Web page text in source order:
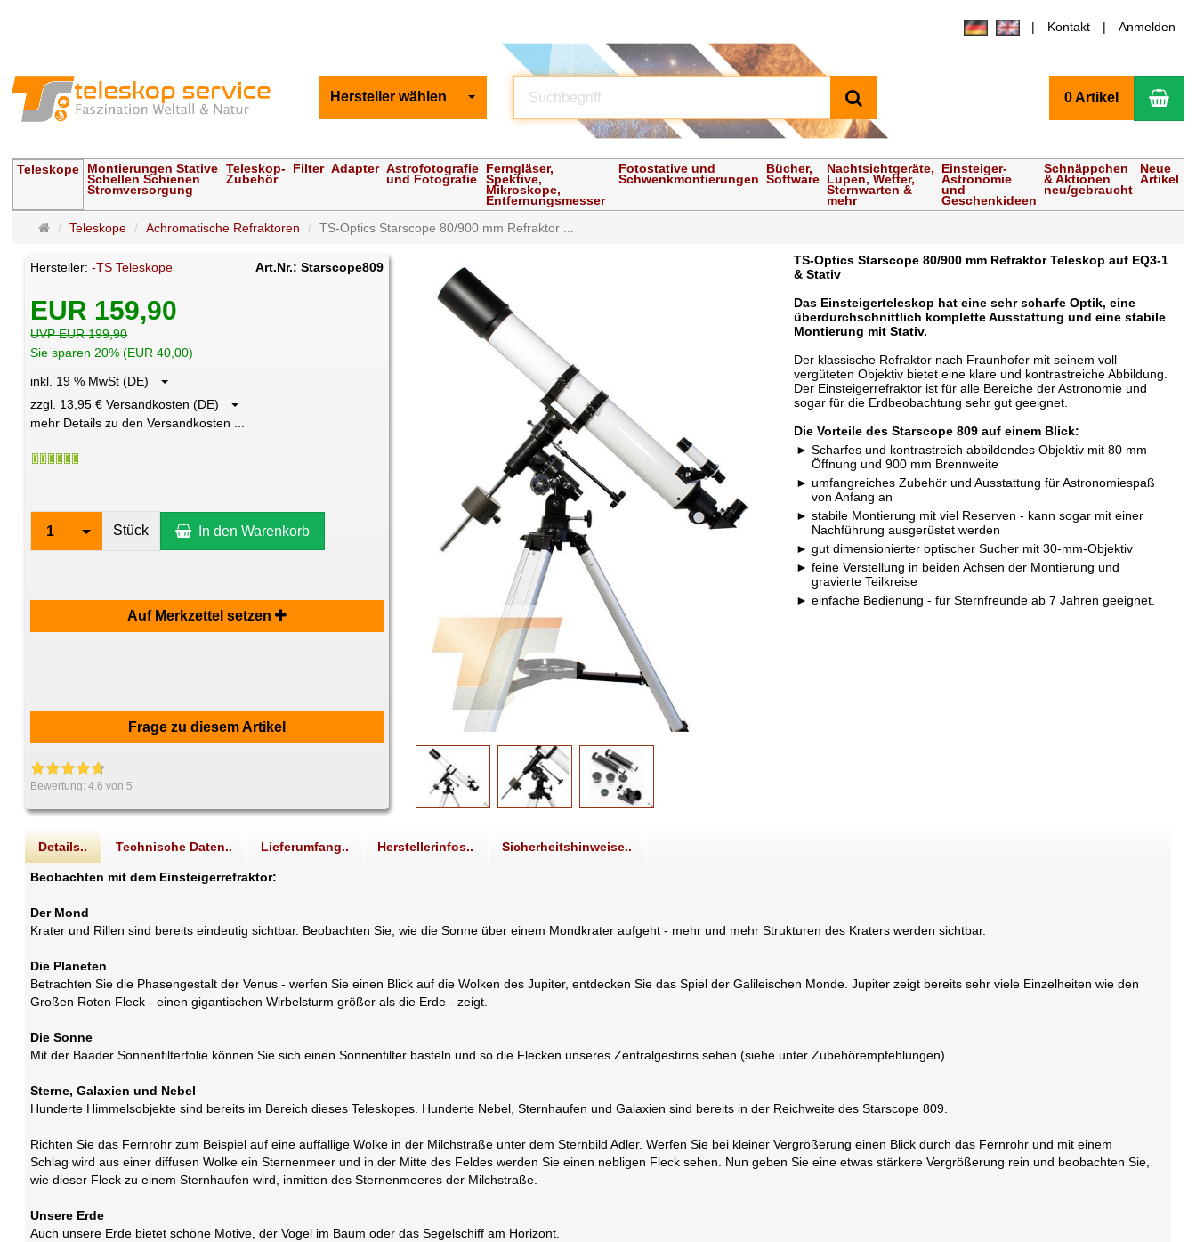
Kontakt Anmelden
Hersteller wählen 0 Artikel
Teleskope Montierungen Stative
Schellen Schienen
Stromversorgung
Teleskop-
Zubehör
Filter Adapter Astrofotografie
und Fotografie
Ferngläser,
Spektive,
Mikroskope,
Entfernungsmesser
Fotostative und
Schwenkmontierungen
Bücher,
Software
Nachtsichtgeräte,
Lupen, Wetter,
Sternwarten &
mehr
Einsteiger-
Astronomie
und
Geschenkideen
Schnäppchen
& Aktionen
neu/gebraucht
Neue
Artikel
Startseite
Teleskope Achromatische Refraktoren TS-Optics Starscope 80/900 mm Refraktor ...
Hersteller:-TS Teleskope Art.Nr.: Starscope809
EUR 159,90
UVP EUR 199,90
Sie sparen 20% (EUR 40,00)
inkl. 19 % MwSt (DE)
zzgl. 13,95 € Versandkosten (DE)
mehr Details zu den Versandkosten ...
1 Stück In den Warenkorb
Auf Merkzettel setzen
Frage zu diesem Artikel
Bewertung:4.6 von 5
TS-Optics Starscope 80/900 mm Refraktor Teleskop auf EQ3-1
& Stativ
Das Einsteigerteleskop hat eine sehr scharfe Optik, eine
überdurchschnittlich komplette Ausstattung und eine stabile
Montierung mit Stativ.
Der klassische Refraktor nach Fraunhofer mit seinem voll
vergüteten Objektiv bietet eine klare und kontrastreiche Abbildung.
Der Einsteigerrefraktor ist für alle Bereiche der Astronomie und
sogar für die Erdbeobachtung sehr gut geeignet.
Die Vorteile des Starscope 809 auf einem Blick:
Scharfes und kontrastreich abbildendes Objektiv mit 80 mm
Öffnung und 900 mm Brennweite
umfangreiches Zubehör und Ausstattung für Astronomiespaß
von Anfang an
stabile Montierung mit viel Reserven - kann sogar mit einer
Nachführung ausgerüstet werden
gut dimensionierter optischer Sucher mit 30-mm-Objektiv
feine Verstellung in beiden Achsen der Montierung und
gravierte Teilkreise
einfache Bedienung - für Sternfreunde ab 7 Jahren geeignet.
Details.. Technische Daten.. Lieferumfang.. Herstellerinfos.. Sicherheitshinweise..
Beobachten mit dem Einsteigerrefraktor:
Der Mond
Krater und Rillen sind bereits eindeutig sichtbar. Beobachten Sie, wie die Sonne über einem Mondkrater aufgeht - mehr und mehr Strukturen des Kraters werden sichtbar.
Die Planeten
Betrachten Sie die Phasengestalt der Venus - werfen Sie einen Blick auf die Wolken des Jupiter, entdecken Sie das Spiel der Galileischen Monde. Jupiter zeigt bereits sehr viele Einzelheiten wie den
Großen Roten Fleck - einen gigantischen Wirbelsturm größer als die Erde - zeigt.
Die Sonne
Mit der Baader Sonnenfilterfolie können Sie sich einen Sonnenfilter basteln und so die Flecken unseres Zentralgestirns sehen (siehe unter Zubehörempfehlungen).
Sterne, Galaxien und Nebel
Hunderte Himmelsobjekte sind bereits im Bereich dieses Teleskopes. Hunderte Nebel, Sternhaufen und Galaxien sind bereits in der Reichweite des Starscope 809.
Richten Sie das Fernrohr zum Beispiel auf eine auffällige Wolke in der Milchstraße unter dem Sternbild Adler. Werfen Sie bei kleiner Vergrößerung einen Blick durch das Fernrohr und mit einem
Schlag wird aus einer diffusen Wolke ein Sternenmeer und in der Mitte des Feldes werden Sie einen nebligen Fleck sehen. Nun geben Sie eine etwas stärkere Vergrößerung rein und beobachten Sie,
wie dieser Fleck zu einem Sternhaufen wird, inmitten des Sternenmeeres der Milchstraße.
Unsere Erde
Auch unsere Erde bietet schöne Motive, der Vogel im Baum oder das Segelschiff am Horizont.